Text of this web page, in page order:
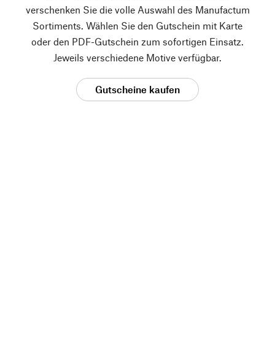
verschenken Sie die volle Auswahl des Manufactum
Sortiments. Wählen Sie den Gutschein mit Karte
oder den PDF-Gutschein zum sofortigen Einsatz.
Jeweils verschiedene Motive verfügbar.
Gutscheine kaufen